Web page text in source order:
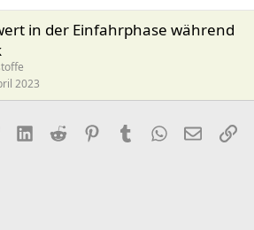
in der Einfahrphase während
2023
LinkedIn
Reddit PinterestTumblr WhatsApp
E-Mail